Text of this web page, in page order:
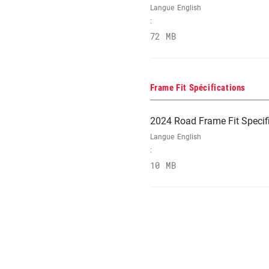
Langue
:
English
72 MB
Frame Fit Spécifications
2024 Road Frame Fit
Langue
:
English
10 MB